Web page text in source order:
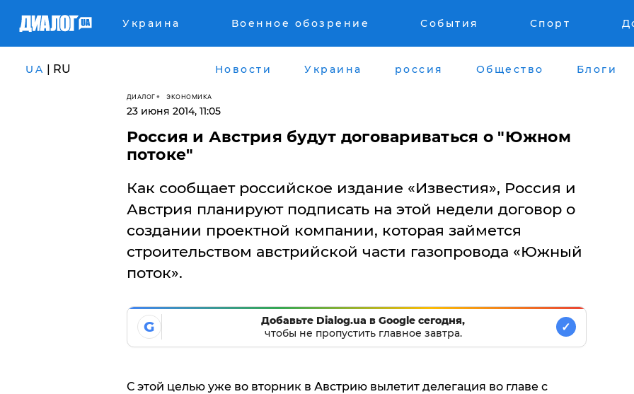
Украина Военное обозрение События Спорт
UA | RU Новости Украина россия Общество Блоги
ДИАЛОГ ЭКОНОМИКА
23 июня 2014, 11:05
Россия и Австрия будут договариваться о "Южном
потоке"
Как сообщает российское издание «Известия», Россия и
Австрия планируют подписать на этой недели договор о
создании проектной компании, которая займется
строительством австрийской части газопровода «Южный
поток».
G
Добавьте Dialog.ua в Google сегодня,
чтобы не пропустить главное завтра.
✓
С этой целью уже во вторник в Австрию вылетит делегация во главе с